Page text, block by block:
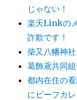
じゃない！
楽天Linkの
詐欺です！
柴又八幡神社
葛飾鳶共同
都内在住の
にビーフカ